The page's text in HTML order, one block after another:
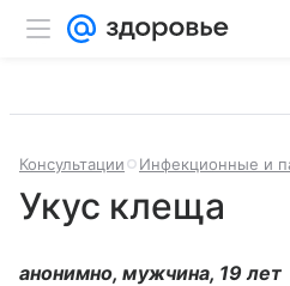
Консультации Инфекционные и
Укус клеща
анонимно, мужчина, 19 лет